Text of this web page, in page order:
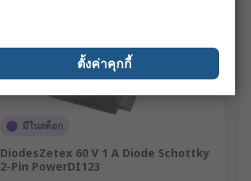
มีในสต็อก
DiodesZetex 60 V 1 A Diode Schottky
2-Pin PowerDI123
ตั้งค่าคุกกี้